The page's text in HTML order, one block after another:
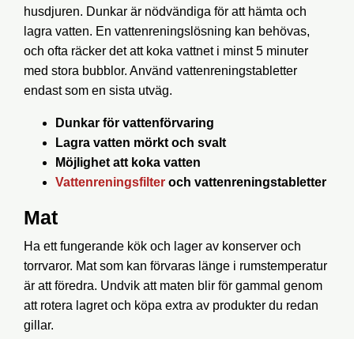
husdjuren. Dunkar är nödvändiga för att hämta och
lagra vatten. En vattenreningslösning kan behövas,
och ofta räcker det att koka vattnet i minst 5 minuter
med stora bubblor. Använd vattenreningstabletter
endast som en sista utväg.
Dunkar för vattenförvaring
Lagra vatten mörkt och svalt
Möjlighet att koka vatten
Vattenreningsfilter och vattenreningstabletter
Mat
Ha ett fungerande kök och lager av konserver och
torrvaror. Mat som kan förvaras länge i rumstemperatur
är att föredra. Undvik att maten blir för gammal genom
att rotera lagret och köpa extra av produkter du redan
gillar.